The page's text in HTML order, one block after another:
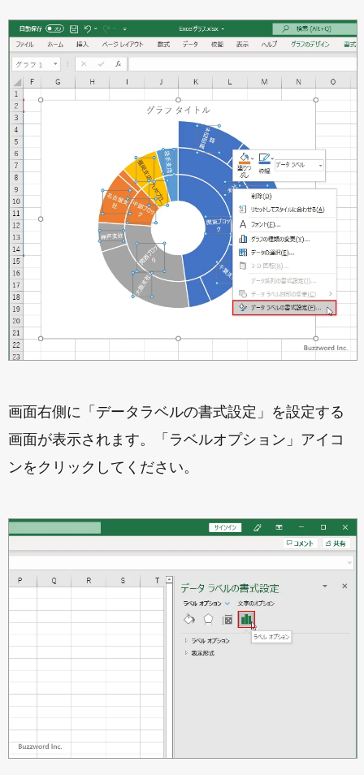
画面右側に「データラベルの書式設定」を設定する
画面が表示されます。「ラベルオプション」アイコ
ンをクリックしてください。